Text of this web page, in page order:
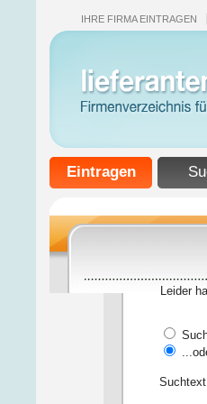
IHRE FIRMA EINTRAGEN
Eintragen
Leider